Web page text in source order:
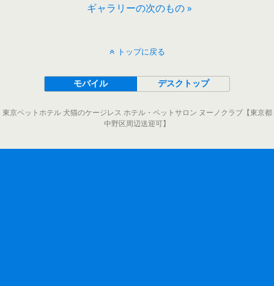
ギャラリーの次のもの »
トップに戻る
モバイル デスクトップ
東京ペットホテル 犬猫のケージレス ホテル・ペットサロン ヌーノクラブ【東京都
中野区周辺送迎可】